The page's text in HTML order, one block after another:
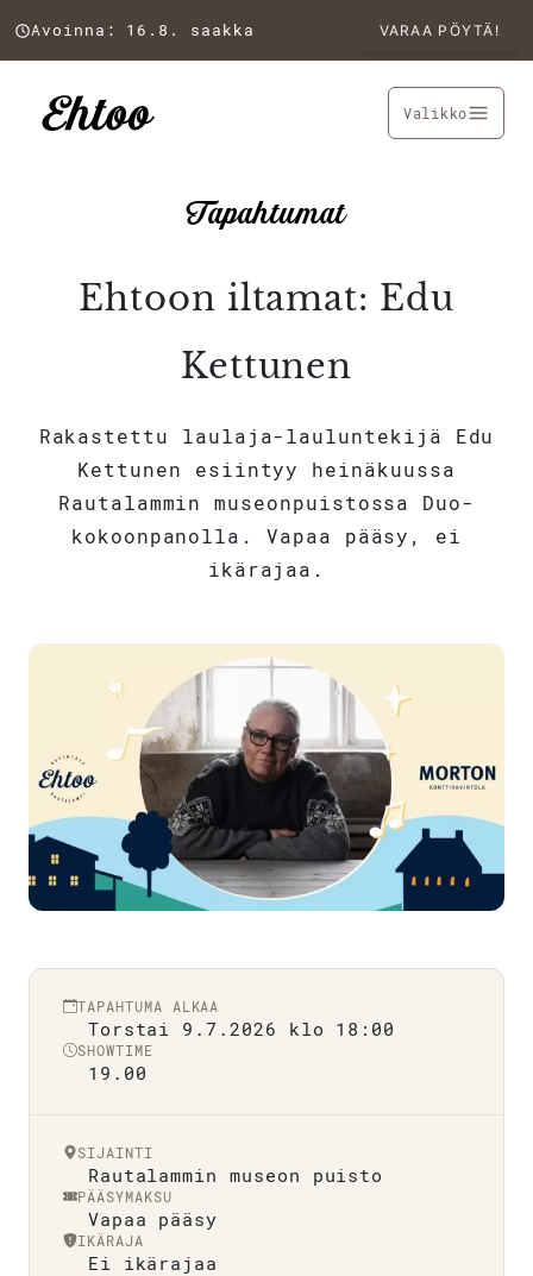
Avoinna: 16.8. saakka VARAA PÖYTÄ!
Valikko
Tapahtumat
Ehtoon iltamat: Edu
Kettunen
Rakastettu laulaja-lauluntekijä Edu
Kettunen esiintyy heinäkuussa
Rautalammin museonpuistossa Duo-
kokoonpanolla. Vapaa pääsy, ei
ikärajaa.
TAPAHTUMA ALKAA
Torstai 9.7.2026 klo 18:00
SHOWTIME
19.00
SIJAINTI
Rautalammin museon puisto
PÄÄSYMAKSU
Vapaa pääsy
IKÄRAJA
Ei ikärajaa